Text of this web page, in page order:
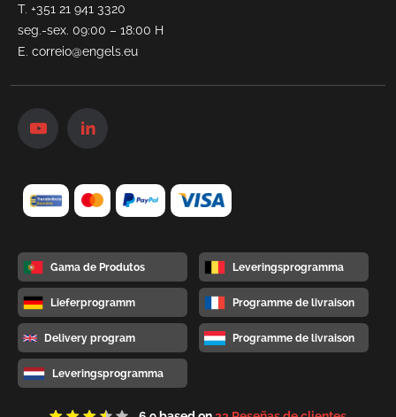
T. +351 21 941 3320
seg.-sex. 09:00 – 18:00 H
E. correio@engels.eu
Gama de Produtos Leveringsprogramma
Lieferprogramm Programme de livraison
Delivery program Programme de livraison
Leveringsprogramma